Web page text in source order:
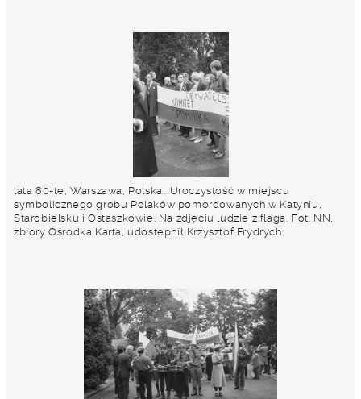
lata 80-te, Warszawa, Polska.. Uroczystość w miejscu
symbolicznego grobu Polaków pomordowanych w Katyniu,
Starobielsku i Ostaszkowie. Na zdjęciu ludzie z flagą. Fot. NN,
zbiory Ośrodka Karta, udostępnił Krzysztof Frydrych.